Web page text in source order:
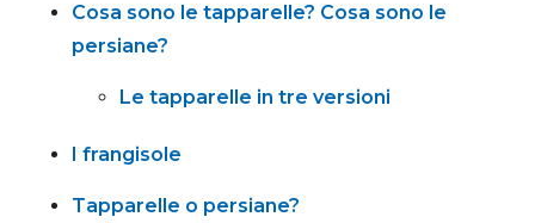
Cosa sono le tapparelle? Cosa sono le
persiane?
Le tapparelle in tre versioni
I frangisole
Tapparelle o persiane?